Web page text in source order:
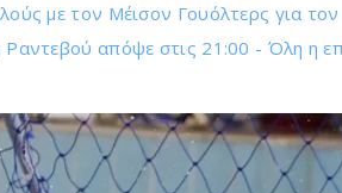
με τον Μέισον Γουόλτερς για τον
απόψε στις 21:00 - Όλη η